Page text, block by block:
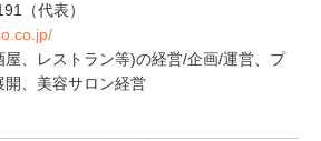
（代表）
、レストラン等)の経営/企画/運営、プ
開、美容サロン経営